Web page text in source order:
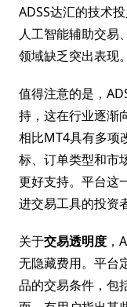
ADSS达汇的技术
人工智能辅助交易
领域缺乏突出表现。
值得注意的是，
持，这在行业逐渐
相比MT4具有多项
标、订单类型和市
更好支持。平台这
进交易工具的投资
关于交易透明度 ，
无隐藏费用。平台
品的交易条件，包